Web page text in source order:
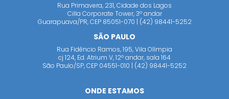
Rua Primavera, 231, Cidade dos Lagos
Cilla Corporate Tower, 3º andar
Guarapuava/PR, CEP 85051-070 | (42) 98441-5252
SÃO PAULO
Rua Fidêncio Ramos, 195, Vila Olímpia
cj 124, Ed. Atrium V, 12º andar, sala 164
São Paulo/SP, CEP 04551-010 | (42) 98441-5252
ONDE ESTAMOS